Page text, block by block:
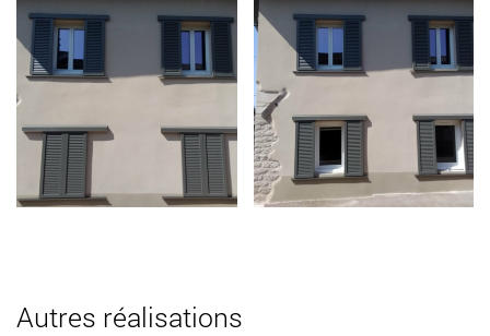
Autres réalisations